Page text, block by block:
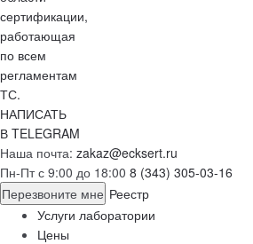
НАПИСАТЬ
В TELEGRAM
Наша почта: zakaz@ecksert.ru
Пн-Пт с 9:00 до 18:00 8 (343) 305-03-16
Перезвоните мне Реестр
Услуги лаборатории
Цены